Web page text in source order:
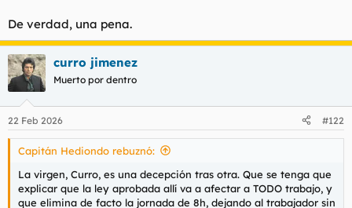
que paga el trabajador medio en España desde que nos
gobiernan los socialistas. Porque incluso un incremento de
impuestos, si lleva a una mejora de los servicios públicos, tiene
sentido, pero no es el caso.
Analiza ahora con sentido común, ¿como están los
mantenimientos en España en estos últimos años?
- Carreteras. Destrozadas, con baches y con miles de
denuncias por mal estado y peligrosidad.
2 horas de retraso por vias en mal estado, rodalies en colapso.
Accidentes mortales varios. Parecemos la India.
- Presas y barrancos. Pésimo mantenimiento, cero inversión
De verdad, una pena.
curro jimenez
Muerto por dentro
22 Feb 2026 #122
Capitán Hediondo rebuznó:
La virgen, Curro, es una decepción tras otra. Que se tenga que
explicar que la ley aprobada allí va a afectar a TODO trabajo, y
que elimina de facto la jornada de 8h, dejando al trabajador sin